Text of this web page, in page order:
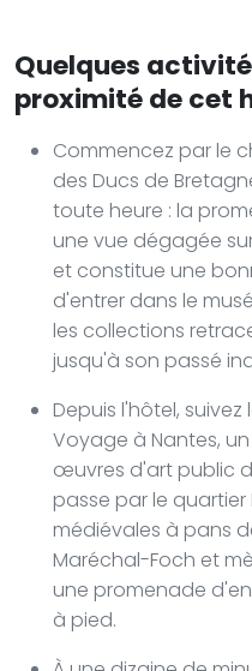
Quelques
proximité de cet
Commencez par le
des Ducs de
toute heure : la
une vue dégagée
et constitue une
d'entrer dans le
les collections
jusqu'à son passé
Depuis l'hôtel,
Voyage à Nantes,
œuvres d'art public
passe par le quartier
médiévales à pans
Maréchal-Foch et
une promenade
à pied.